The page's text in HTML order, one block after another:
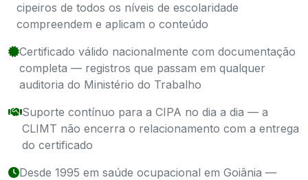
cipeiros de todos os níveis de escolaridade
compreendem e aplicam o conteúdo
Certificado válido nacionalmente com documentação
completa — registros que passam em qualquer
auditoria do Ministério do Trabalho
Suporte contínuo para a CIPA no dia a dia — a
CLIMT não encerra o relacionamento com a entrega
do certificado
Desde 1995 em saúde ocupacional em Goiânia —